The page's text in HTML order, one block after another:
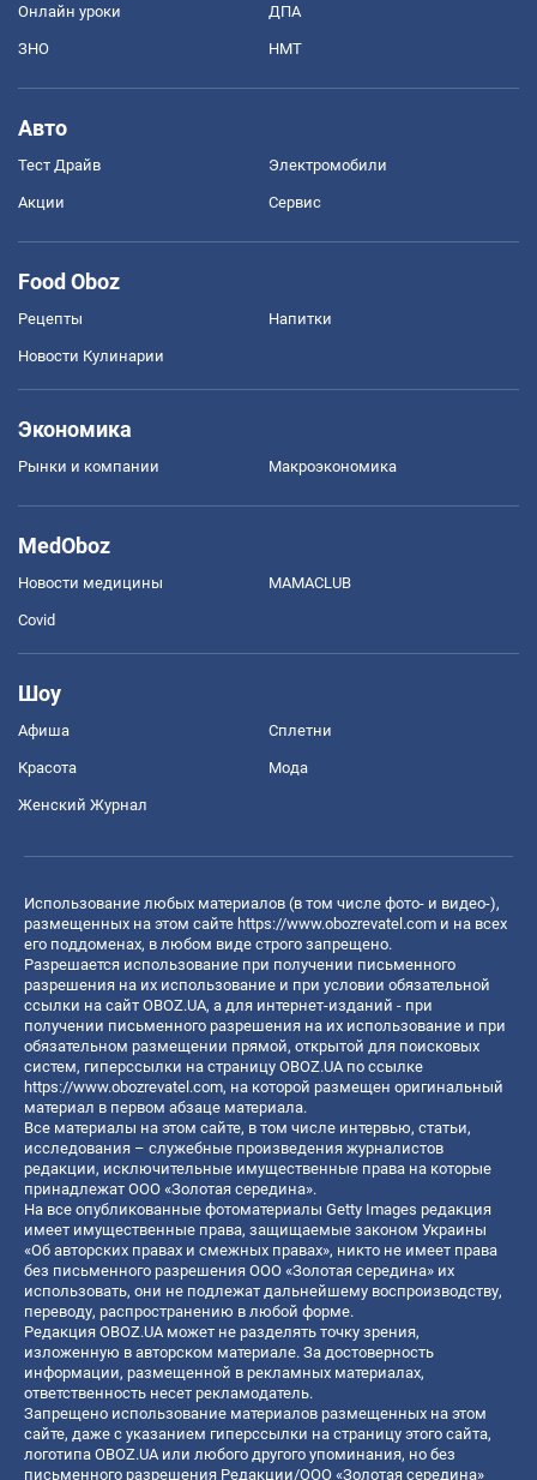
Онлайн уроки ДПА
ЗНО НМТ
Авто
Тест Драйв Электромобили
Акции Сервис
Food Oboz
Рецепты Напитки
Новости Кулинарии
Экономика
Рынки и компании Mакроэкономика
MedOboz
Новости медицины MAMACLUB
Covid
Шоу
Афиша Сплетни
Красота Мода
Женский Журнал
Использование любых материалов (в том числе фото- и видео-),
размещенных на этом сайте https://www.obozrevatel.com и на всех
его поддоменах, в любом виде строго запрещено.
Разрешается использование при получении письменного
разрешения на их использование и при условии обязательной
ссылки на сайт OBOZ.UA, а для интернет-изданий - при
получении письменного разрешения на их использование и при
обязательном размещении прямой, открытой для поисковых
систем, гиперссылки на страницу OBOZ.UA по ссылке
https://www.obozrevatel.com, на которой размещен оригинальный
материал в первом абзаце материала.
Все материалы на этом сайте, в том числе интервью, статьи,
исследования – служебные произведения журналистов
редакции, исключительные имущественные права на которые
принадлежат ООО «Золотая середина».
На все опубликованные фотоматериалы Getty Images редакция
имеет имущественные права, защищаемые законом Украины
«Об авторских правах и смежных правах», никто не имеет права
без письменного разрешения ООО «Золотая середина» их
использовать, они не подлежат дальнейшему воспроизводству,
переводу, распространению в любой форме.
Редакция OBOZ.UA может не разделять точку зрения,
изложенную в авторском материале. За достоверность
информации, размещенной в рекламных материалах,
ответственность несет рекламодатель.
Запрещено использование материалов размещенных на этом
сайте, даже с указанием гиперссылки на страницу этого сайта,
логотипа OBOZ.UA или любого другого упоминания, но без
письменного разрешения Редакции/ООО «Золотая середина»